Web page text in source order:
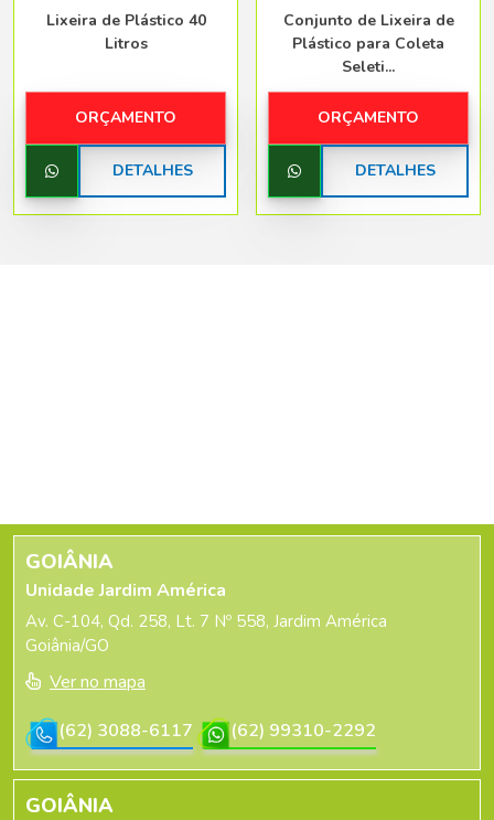
Lixeira de Plástico 40
Litros
ORÇAMENTO
DETALHES
Conjunto de Lixeira de
Plástico para Coleta
Seleti...
ORÇAMENTO
DETALHES
GOIÂNIA
Unidade Jardim América
Av. C-104, Qd. 258, Lt. 7 Nº 558, Jardim América
Goiânia/GO
Ver no mapa
(62) 3088-6117
(62) 99310-2292
GOIÂNIA